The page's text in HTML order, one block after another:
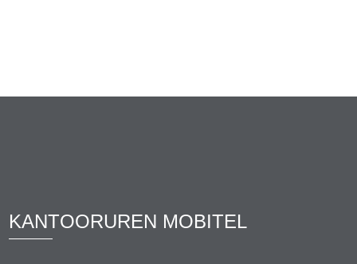
KANTOORUREN MOBITEL